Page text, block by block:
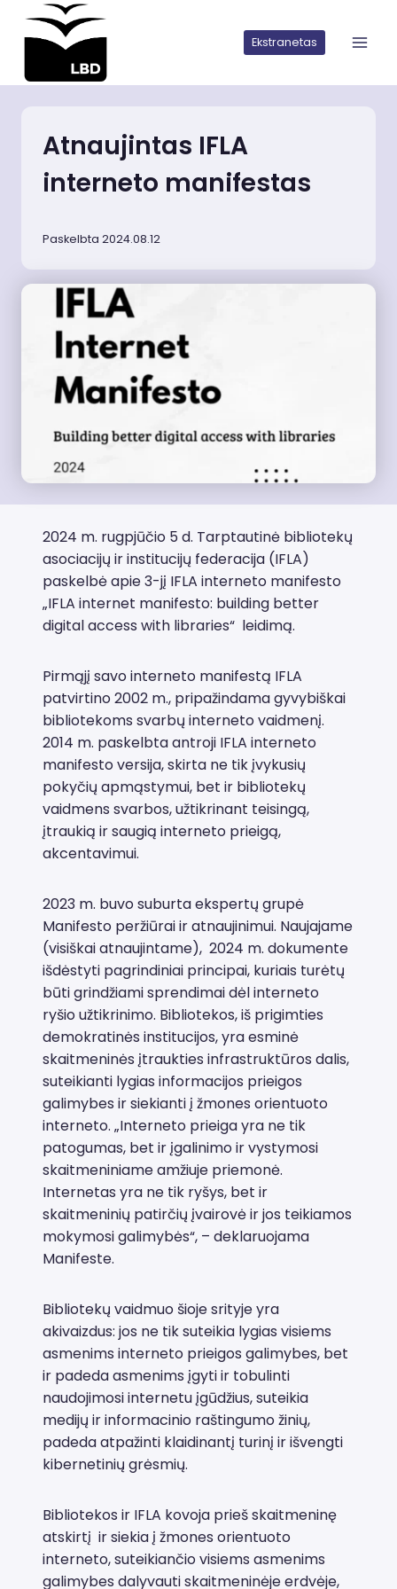
pereiti
turinio
Ekstranetas
Atnaujintas IFLA
interneto manifestas
Paskelbta 2024.08.12
2024 m. rugpjūčio 5 d. Tarptautinė bibliotekų
asociacijų ir institucijų federacija (IFLA)
paskelbė apie 3-jį IFLA interneto manifesto
„IFLA internet manifesto: building better
digital access with libraries“ leidimą.
Pirmąjį savo interneto manifestą IFLA
patvirtino 2002 m., pripažindama gyvybiškai
bibliotekoms svarbų interneto vaidmenį.
2014 m. paskelbta antroji IFLA interneto
manifesto versija, skirta ne tik įvykusių
pokyčių apmąstymui, bet ir bibliotekų
vaidmens svarbos, užtikrinant teisingą,
įtraukią ir saugią interneto prieigą,
akcentavimui.
2023 m. buvo suburta ekspertų grupė
Manifesto peržiūrai ir atnaujinimui. Naujajame
(visiškai atnaujintame), 2024 m. dokumente
išdėstyti pagrindiniai principai, kuriais turėtų
būti grindžiami sprendimai dėl interneto
ryšio užtikrinimo. Bibliotekos, iš prigimties
demokratinės institucijos, yra esminė
skaitmeninės įtraukties infrastruktūros dalis,
suteikianti lygias informacijos prieigos
galimybes ir siekianti į žmones orientuoto
interneto. „Interneto prieiga yra ne tik
patogumas, bet ir įgalinimo ir vystymosi
skaitmeniniame amžiuje priemonė.
Internetas yra ne tik ryšys, bet ir
skaitmeninių patirčių įvairovė ir jos teikiamos
mokymosi galimybės“, – deklaruojama
Manifeste.
Bibliotekų vaidmuo šioje srityje yra
akivaizdus: jos ne tik suteikia lygias visiems
asmenims interneto prieigos galimybes, bet
ir padeda asmenims įgyti ir tobulinti
naudojimosi internetu įgūdžius, suteikia
medijų ir informacinio raštingumo žinių,
padeda atpažinti klaidinantį turinį ir išvengti
kibernetinių grėsmių.
Bibliotekos ir IFLA kovoja prieš skaitmeninę
atskirtį ir siekia į žmones orientuoto
interneto, suteikiančio visiems asmenims
galimybes dalyvauti skaitmeninėje erdvėje,